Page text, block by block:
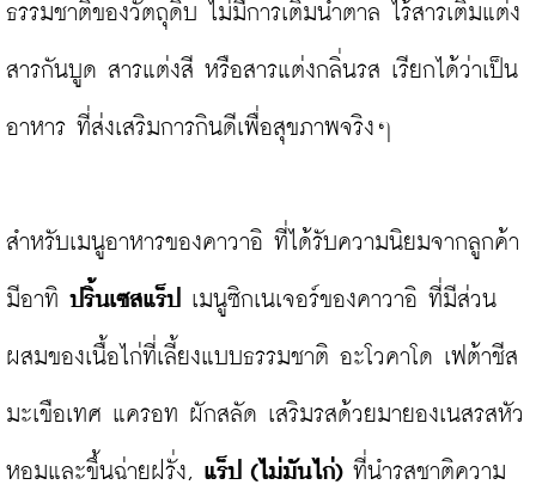
ธรรมชาติของวัตถุดิบ ไม่มีการเติมน้ำตาล ไร้สารเติมแต่ง
สารกันบูด สารแต่งสี หรือสารแต่งกลิ่นรส เรียกได้ว่าเป็น
อาหาร ที่ส่งเสริมการกินดีเพื่อสุขภาพจริงๆ
สำหรับเมนูอาหารของคาวาอิ ที่ได้รับความนิยมจากลูกค้า
มีอาทิ ปริ้นเซสแร็ป เมนูซิกเนเจอร์ของคาวาอิ ที่มีส่วน
ผสมของเนื้อไก่ที่เลี้ยงแบบธรรมชาติ อะโวคาโด เฟต้าชีส
มะเขือเทศ แครอท ผักสลัด เสริมรสด้วยมายองเนสรสหัว
หอมและขึ้นฉ่ายฝรั่ง, แร็ป (ไม่มันไก่) ที่นำรสชาติความ